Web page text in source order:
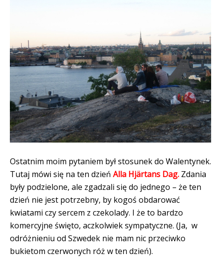
Ostatnim moim pytaniem był stosunek do Walentynek.
Tutaj mówi się na ten dzień Alla Hjärtans Dag. Zdania
były podzielone, ale zgadzali się do jednego – że ten
dzień nie jest potrzebny, by kogoś obdarować
kwiatami czy sercem z czekolady. I że to bardzo
komercyjne święto, aczkolwiek sympatyczne. (Ja, w
odróżnieniu od Szwedek nie mam nic przeciwko
bukietom czerwonych róż w ten dzień).